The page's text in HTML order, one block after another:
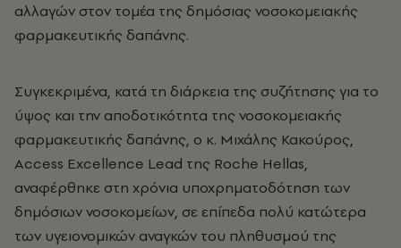
αλλαγών στον τομέα της δημόσιας νοσοκομειακής
φαρμακευτικής δαπάνης.
Συγκεκριμένα, κατά τη διάρκεια της συζήτησης για το
ύψος και την αποδοτικότητα της νοσοκομειακής
φαρμακευτικής δαπάνης, ο κ. Μιχάλης Κακούρος,
Access Excellence Lead της Roche Hellas,
αναφέρθηκε στη χρόνια υποχρηματοδότηση των
δημόσιων νοσοκομείων, σε επίπεδα πολύ κατώτερα
των υγειονομικών αναγκών του πληθυσμού της